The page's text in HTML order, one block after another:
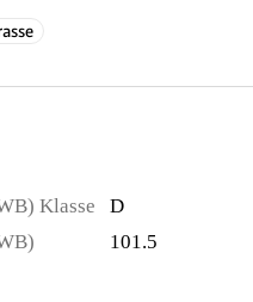
Klasse
D
101.5